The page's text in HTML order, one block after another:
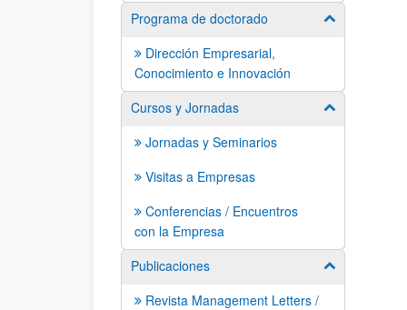
Programa de doctorado
Mostrar/
Dirección Empresarial,
Conocimiento e Innovación
Cursos y Jornadas
Mostrar/
Jornadas y Seminarios
Visitas a Empresas
Conferencias / Encuentros
con la Empresa
Publicaciones
Mostrar/
Revista Management Letters /